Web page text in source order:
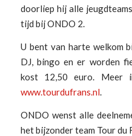
doorliep hij alle
tijd bij ONDO 2.
U bent van harte welkom
DJ, bingo en er worden
kost 12,50 euro. Meer
www.tourdufrans.nl.
ONDO wenst alle
het bijzonder team Tour du